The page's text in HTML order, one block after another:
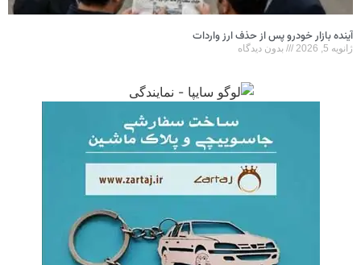
آینده بازار خودرو پس از حذف ارز واردات
ژانویه 5, 2026 بدون دیدگاه